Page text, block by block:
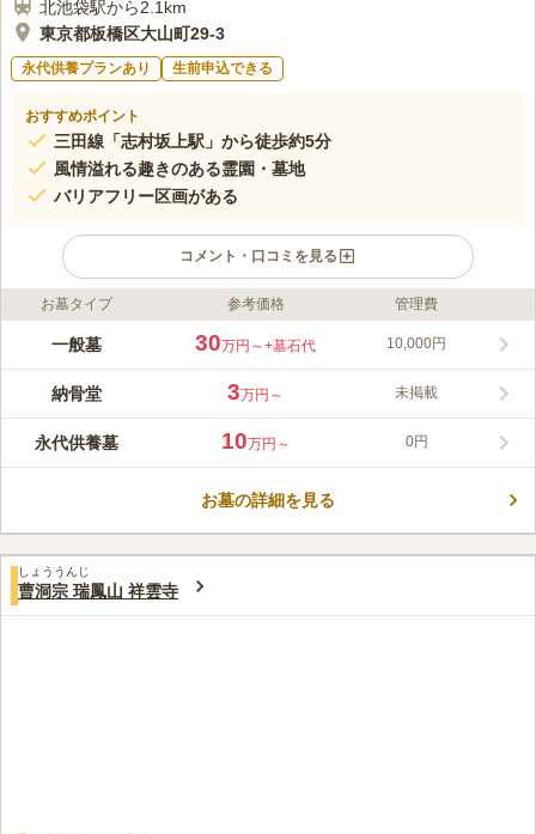
北池袋駅から2.1km
東京都板橋区大山町29-3
永代供養プランあり 生前申込できる
おすすめポイント
三田線「志村坂上駅」から徒歩約5分
風情溢れる趣きのある霊園・墓地
バリアフリー区画がある
コメント・口コミを見る
ライフドット編集部のコメント
瑞法寺 志村坂上淨苑は、都営三田線「志村坂上駅」から至近距
る寺院墓地です。万全な管理体制で、法要施設も整備していま
す。 2011年10月にリニューアルオープンし、きれいな設備で、
方まで、安全にお参りできます。
お墓タイプ 参考価格 管理費
一般墓 30万円～+墓石代 10,000円
納骨堂 3万円～ 未掲載
永代供養墓 10万円～ 0円
お墓の詳細を見る
しょううんじ
曹洞宗 瑞鳳山 祥雲寺